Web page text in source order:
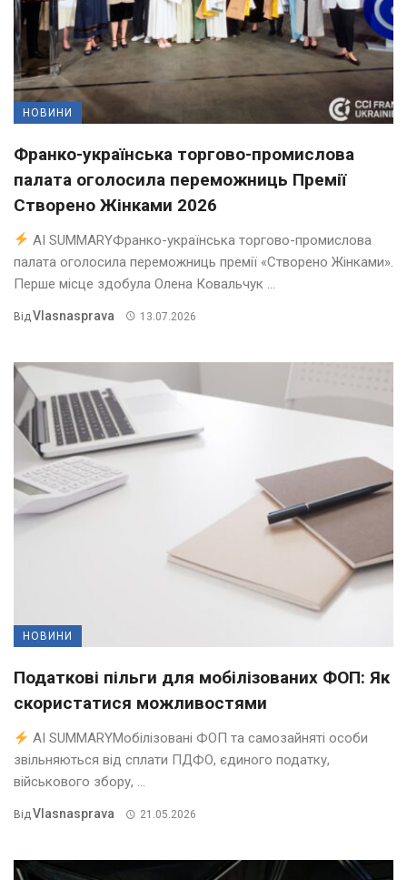
НОВИНИ
Франко-українська торгово-промислова
палата оголосила переможниць Премії
Створено Жінками 2026
AI SUMMARYФранко-українська торгово-промислова
палата оголосила переможниць премії «Створено Жінками».
Перше місце здобула Олена Ковальчук ...
Від Vlasnasprava 13.07.2026
НОВИНИ
Податкові пільги для мобілізованих ФОП: Як
скористатися можливостями
AI SUMMARYМобілізовані ФОП та самозайняті особи
звільняються від сплати ПДФО, єдиного податку,
військового збору, ...
ВідVlasnasprava 21.05.2026